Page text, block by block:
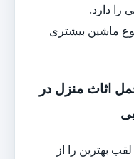
را دارد.
ماشین بیشتری
اثاث منزل در
بهترین را از